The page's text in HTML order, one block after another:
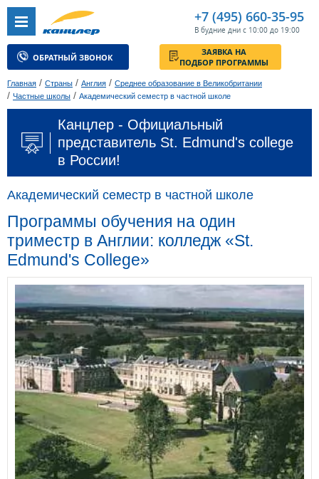
+7 (495) 660-35-95
В будние дни с 10:00 до 19:00
ОБРАТНЫЙ ЗВОНОК
ЗАЯВКА НА
ПОДБОР ПРОГРАММЫ
Главная / Страны / Англия / Среднее образование в Великобритании
/ Частные школы / Академический семестр в частной школе
Канцлер - Официальный
представитель St. Edmund's college
в России!
Академический семестр в частной школе
Программы обучения на один
триместр в Англии: колледж «St.
Edmund's College»